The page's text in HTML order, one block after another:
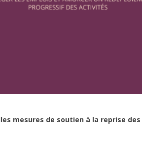
mesures de soutien à la reprise des